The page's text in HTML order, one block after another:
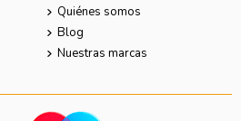
Quiénes somos
Blog
Nuestras marcas